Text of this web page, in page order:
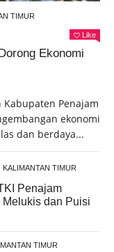
TIMUR
Like
Ekonomi
Penajam
ekonomi
dan berdaya...
KALIMANTAN TIMUR
Penajam
dan Puisi
TIMUR